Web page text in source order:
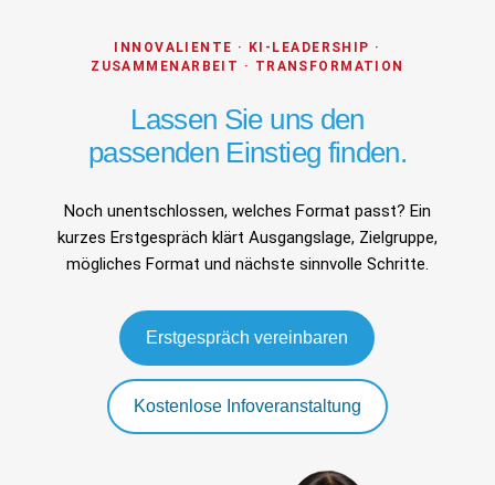
INNOVALIENTE · KI-LEADERSHIP ·
ZUSAMMENARBEIT · TRANSFORMATION
Lassen Sie uns den
passenden Einstieg finden.
Noch unentschlossen, welches Format passt? Ein
kurzes Erstgespräch klärt Ausgangslage, Zielgruppe,
mögliches Format und nächste sinnvolle Schritte.
Erstgespräch vereinbaren
Kostenlose Infoveranstaltung